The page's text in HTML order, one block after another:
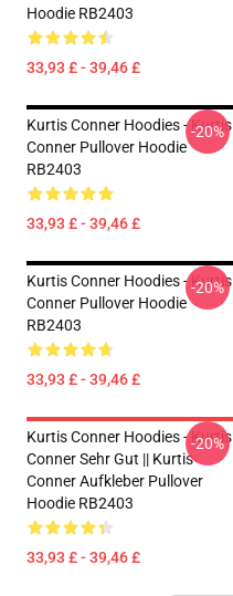
Hoodie RB2403
33,93 £ - 39,46 £
Kurtis Conner Hoodies - Kurtis
Conner Pullover Hoodie
RB2403
33,93 £ - 39,46 £
-20%
Kurtis Conner Hoodies - Kurtis
Conner Pullover Hoodie
RB2403
33,93 £ - 39,46 £
-20%
Kurtis Conner Hoodies - Kurtis
Conner Sehr Gut || Kurtis
Conner Aufkleber Pullover
Hoodie RB2403
33,93 £ - 39,46 £
-20%